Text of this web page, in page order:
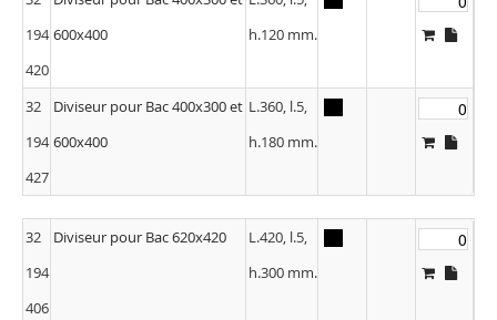
194
420
600x400
h.120 mm.
32
194
427
Diviseur pour Bac 400x300 et
600x400
L.360, l.5,
h.180 mm.
32
194
406
Diviseur pour Bac 620x420
L.420, l.5,
h.300 mm.